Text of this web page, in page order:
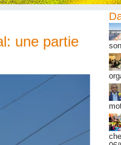
une partie